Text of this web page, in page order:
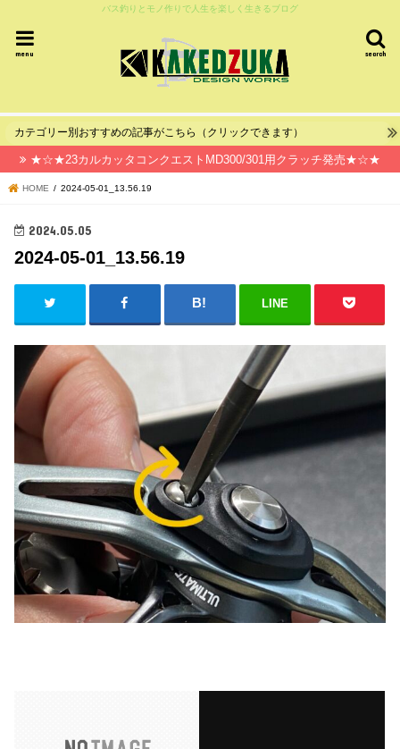
バス釣りとモノ作りで人生を楽しく生きるブログ
search
menu
カテゴリー別おすすめの記事がこちら（クリックできます）
★☆★23カルカッタコンクエストMD300/301用クラッチ発売★☆★
HOME 2024-05-01_13.56.19
2024.05.05
2024-05-01_13.56.19
LINE